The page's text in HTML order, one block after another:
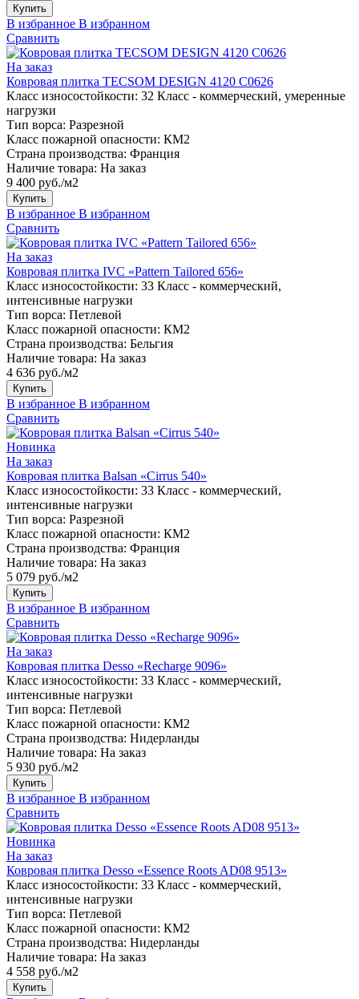
Купить
В избранное В избранном
Сравнить
На заказ
Ковровая плитка TECSOM DESIGN 4120 C0626
Класс износостойкости: 32 Класс - коммерческий, умеренные
нагрузки
Тип ворса: Разрезной
Класс пожарной опасности: КМ2
Страна производства: Франция
Наличие товара: На заказ
9 400 руб./м2
Купить
В избранное В избранном
Сравнить
На заказ
Ковровая плитка IVC «Pattern Tailored 656»
Класс износостойкости: 33 Класс - коммерческий,
интенсивные нагрузки
Тип ворса: Петлевой
Класс пожарной опасности: КМ2
Страна производства: Бельгия
Наличие товара: На заказ
4 636 руб./м2
Купить
В избранное В избранном
Сравнить
Новинка
На заказ
Ковровая плитка Balsan «Cirrus 540»
Класс износостойкости: 33 Класс - коммерческий,
интенсивные нагрузки
Тип ворса: Разрезной
Класс пожарной опасности: КМ2
Страна производства: Франция
Наличие товара: На заказ
5 079 руб./м2
Купить
В избранное В избранном
Сравнить
На заказ
Ковровая плитка Desso «Recharge 9096»
Класс износостойкости: 33 Класс - коммерческий,
интенсивные нагрузки
Тип ворса: Петлевой
Класс пожарной опасности: КМ2
Страна производства: Нидерланды
Наличие товара: На заказ
5 930 руб./м2
Купить
В избранное В избранном
Сравнить
Новинка
На заказ
Ковровая плитка Desso «Essence Roots AD08 9513»
Класс износостойкости: 33 Класс - коммерческий,
интенсивные нагрузки
Тип ворса: Петлевой
Класс пожарной опасности: КМ2
Страна производства: Нидерланды
Наличие товара: На заказ
4 558 руб./м2
Купить